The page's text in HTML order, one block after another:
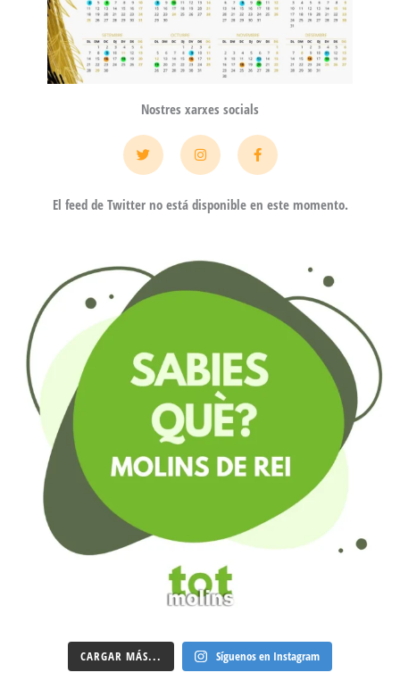
Nostres xarxes socials
T
w
i
t
e
I
n
s
t
g
F
a
c
e
o
El feed de Twitter no está disponible en este momento.
CARGAR MÁS... Síguenos en Instagram